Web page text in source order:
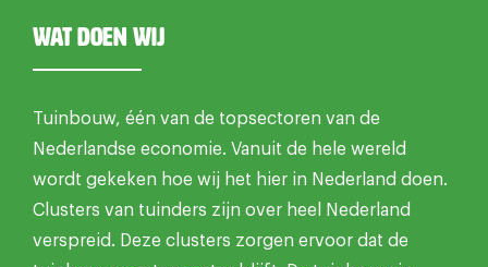
Wat doen wij
Tuinbouw, één van de topsectoren van de
Nederlandse economie. Vanuit de hele wereld
wordt gekeken hoe wij het hier in Nederland doen.
Clusters van tuinders zijn over heel Nederland
verspreid. Deze clusters zorgen ervoor dat de